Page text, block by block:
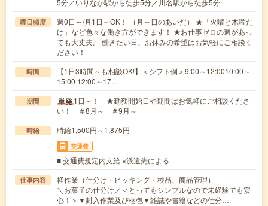
曜日頻度
週0日～/月1日～OK！ （月～日のあいだ） ★「火曜と木曜だ
け」など色々な働き方ができます！ ★お仕事ゼロの週があっ
ても大丈夫。 働きたい日、お休みの希望はお気軽にご相談く
ださい！
時間
【1日3時間～も相談OK!】＜シフト例＞9:00～12:0010:00～
15:00 12:00～17…
期間 単発1日～！ ★勤務開始日や期間はお気軽にご相談くださ
い！ ＃8月～ ＃9月～
時給 時給1,500円～1,875円
交通費
■ 交通費規定内支給 ※派遣先による
仕事内容
軽作業（仕分け・ピッキング・検品、商品管理）
＼お菓子の仕分け／＜とってもシンプルなので未経験でも安
心！＞▼封入作業及び梱包▼雑誌や書籍などの仕分…